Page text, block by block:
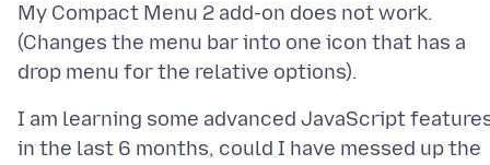
My Compact Menu 2 add-on does not work.
(Changes the menu bar into one icon that has a
I am learning some advanced JavaScript
in the last 6 months, could I have messed up the